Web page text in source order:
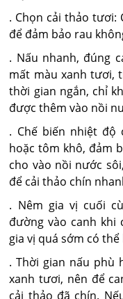
. Chọn cải thảo tươi:
để đảm bảo rau
. Nấu nhanh, đúng
mất màu xanh tươi,
thời gian ngắn, chỉ
được thêm vào nồi
. Chế biến nhiệt độ
hoặc tôm khô, đảm
cho vào nồi nước
để cải thảo chín
. Nêm gia vị cuối
đường vào canh khi
gia vị quá sớm có
. Thời gian nấu phù
xanh tươi, nên để
cải thảo đã chín.